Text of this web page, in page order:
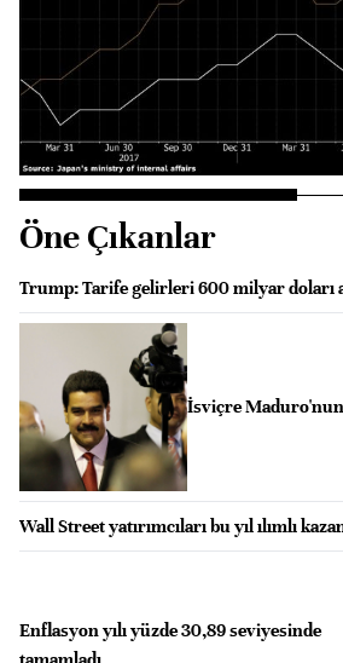
Öne Çıkanlar
Trump: Tarife gelirleri 600 milyar doları
İsviçre
Wall Street yatırımcıları bu yıl ılımlı
Enflasyon yılı yüzde 30,89 seviyesinde